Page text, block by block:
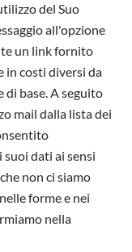
del Suo
all'opzione
un link fornito
in costi diversi da
base. A seguito
mail dalla lista dei
dati ai sensi
non ci siamo
forme e nei
nella